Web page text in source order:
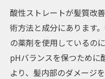
酸性ストレートが髪質改
術方法と成分にあります
の薬剤を使用しているの
pHバランスを保つために
より、髪内部のダメージ